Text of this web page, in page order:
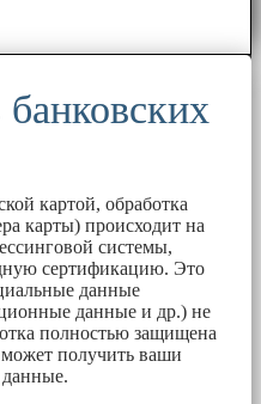
банковских
картой, обработка
карты) происходит на
системы,
сертификацию. Это
данные
данные и др.) не
полностью защищена
получить ваши